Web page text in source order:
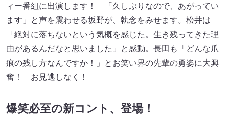
ィー番組に出演します！ 「久しぶりなので、あがってい
ます」と声を震わせる坂野が、執念をみせます。松井は
「絶対に落ちないという気概を感じた。生き残ってきた理
由があるんだなと思いました」と感動。長田も「どんな爪
痕の残し方なんですか！」とお笑い界の先輩の勇姿に大興
奮！ お見逃しなく！
爆笑必至の新コント、登場！